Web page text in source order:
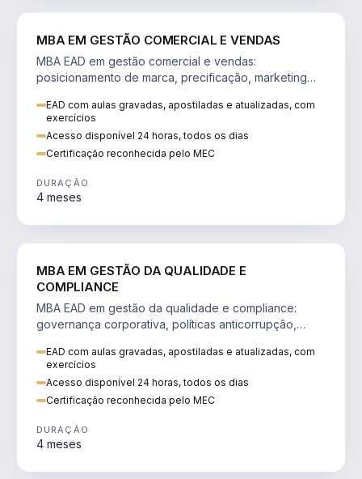
MBA EM GESTÃO COMERCIAL E VENDAS
MBA EAD em gestão comercial e vendas:
posicionamento de marca, precificação, marketing
EAD com aulas gravadas, apostiladas e atualizadas, com
exercícios
Acesso disponível 24 horas, todos os dias
Certificação reconhecida pelo MEC
DURAÇÃO
4 meses
MBA EM GESTÃO DA QUALIDADE E
COMPLIANCE
MBA EAD em gestão da qualidade e compliance:
governança corporativa, políticas anticorrupção,
EAD com aulas gravadas, apostiladas e atualizadas, com
exercícios
Acesso disponível 24 horas, todos os dias
Certificação reconhecida pelo MEC
DURAÇÃO
4 meses